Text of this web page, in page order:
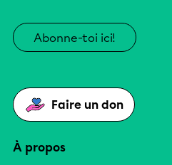
Abonne-toi ici!
Faire un don
À propos